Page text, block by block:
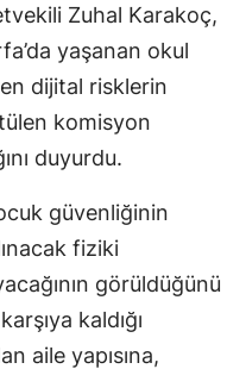
Zuhal Karakoç,
yaşanan okul
dijital risklerin
komisyon
duyurdu.
güvenliğinin
fiziki
görüldüğünü
kaldığı
aile yapısına,